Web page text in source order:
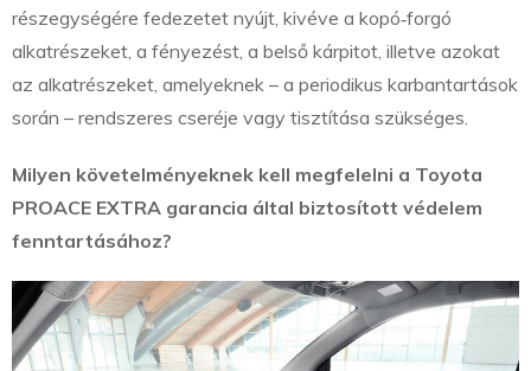
részegységére fedezetet nyújt, kivéve a kopó‑forgó
alkatrészeket, a fényezést, a belső kárpitot, illetve azokat
az alkatrészeket, amelyeknek – a periodikus karbantartások
során – rendszeres cseréje vagy tisztítása szükséges.
Milyen követelményeknek kell megfelelni a Toyota
PROACE EXTRA garancia által biztosított védelem
fenntartásához?